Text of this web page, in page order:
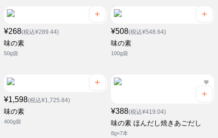
¥268(税込¥289.44)
味の素
50g袋
¥508(税込¥548.64)
味の素
100g袋
¥1,598(税込¥1,725.84)
味の素
400g袋
¥388(税込¥419.04)
味の素 ほんだし焼きあごだし
8g×7本